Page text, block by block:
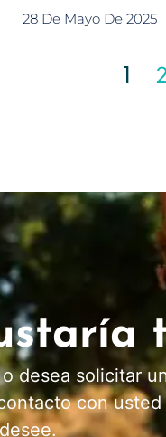
28 De Mayo De 2025
1
desea solicitar
con